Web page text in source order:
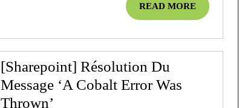
L’extension
Subclipse
De
ECLIPSE?
READ MOREREAD
MORE
[Sharepoint] Résolution Du
Message ‘A Cobalt Error Was
Thrown’